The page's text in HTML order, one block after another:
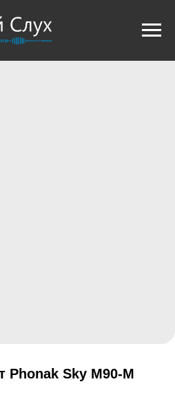
Phonak Sky M90-M